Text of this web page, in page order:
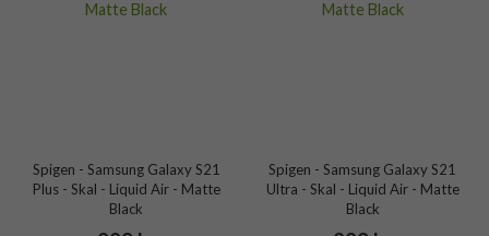
Spigen - Samsung Galaxy S21
Plus - Skal - Liquid Air - Matte
Black
Spigen - Samsung Galaxy S21
Ultra - Skal - Liquid Air - Matte
Black